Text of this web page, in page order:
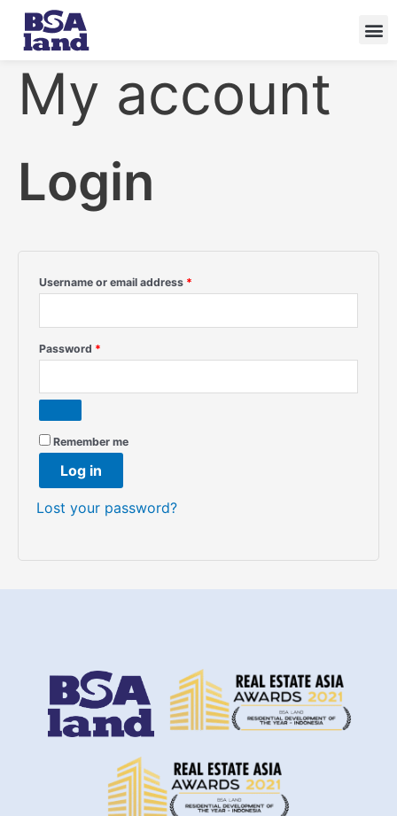
Skip
content
My account
Login
Username or email address *
Password *
Remember me
Log in
Lost your password?